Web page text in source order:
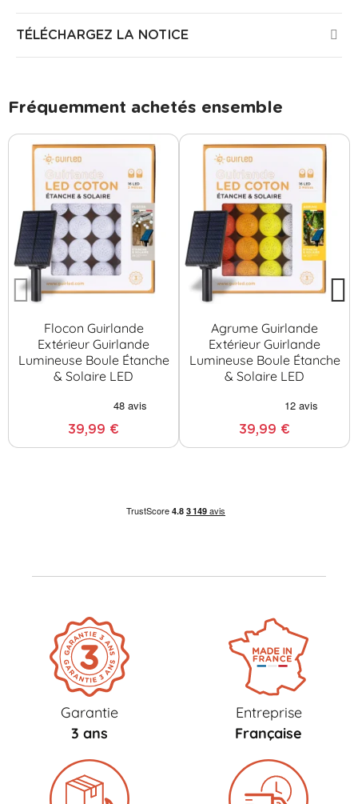
TÉLÉCHARGEZ LA NOTICE
Fréquemment achetés ensemble
Flocon Guirlande
Extérieur Guirlande
Lumineuse Boule Étanche
& Solaire LED
39,99 €
Agrume Guirlande
Extérieur Guirlande
Lumineuse Boule Étanche
& Solaire LED
39,99 €
Garantie
3 ans
Entreprise
Française